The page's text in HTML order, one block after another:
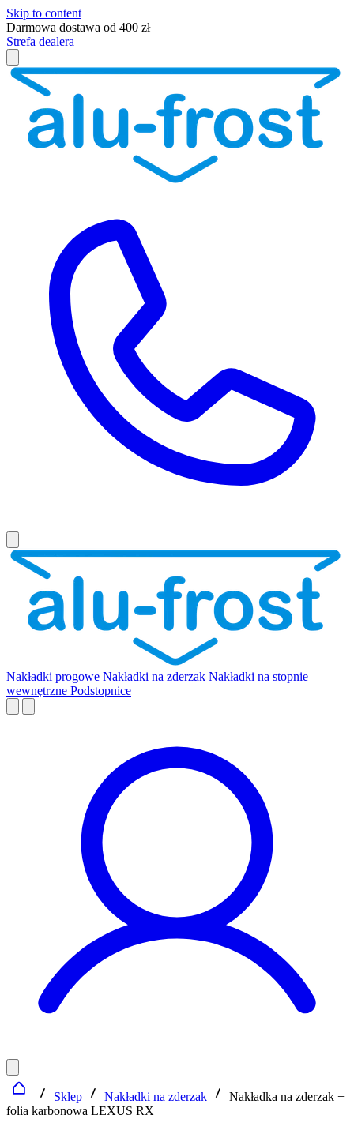
Skip to content
Darmowa dostawa od 400 zł
Strefa dealera
Nakładki progowe Nakładki na zderzak Nakładki na stopnie
wewnętrzne Podstopnice
Sklep Nakładki na zderzak
Nakładka na zderzak +
folia karbonowa LEXUS RX